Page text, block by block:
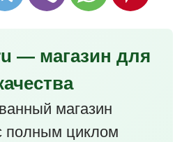
— магазин для
магазин
полным циклом